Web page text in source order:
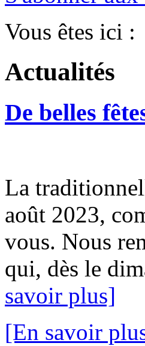
Vous êtes ici :
Actualités
De belles
La
août 2023,
vous. Nous
qui, dès le
savoir plus]
[En savoir